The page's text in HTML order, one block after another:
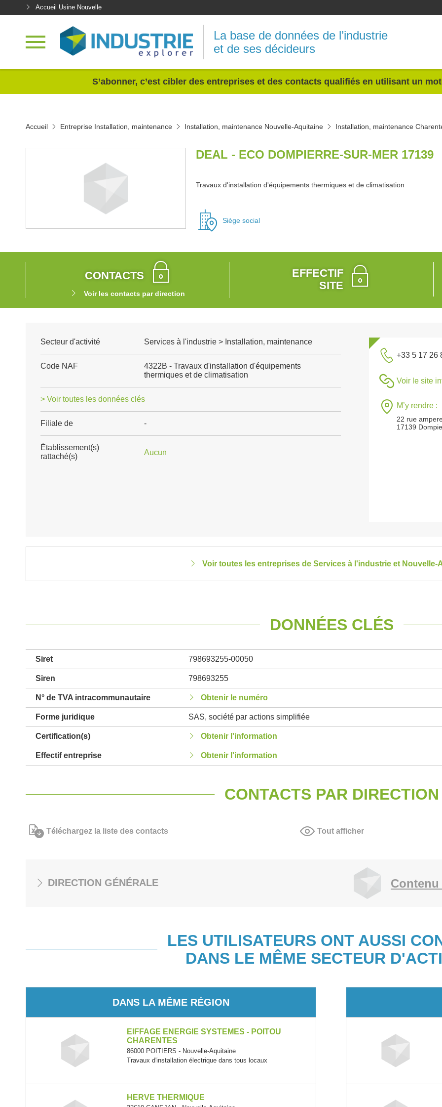
Accueil Usine Nouvelle
La base de données de l’industrie
et de ses décideurs
S’abonner, c’est cibler des entreprises et des contacts qualifiés en utilisant un
Accueil Entreprise Installation, maintenance Installation, maintenance Nouvelle-Aquitaine Installation, maintenance
DEAL - ECO DOMPIERRE-SUR-MER 17139
Travaux d'installation d'équipements thermiques et de climatisation
Siège social
CONTACTS
Voir les contacts par direction
EFFECTIF
SITE
Secteur d'activité Services à l'industrie > Installation, maintenance
Code NAF
4322B - Travaux d'installation d'équipements
thermiques et de climatisation
> Voir toutes les données clés
Filiale de -
Établissement(s)
rattaché(s)
Aucun
+33 5 17 26
Voir le site
M’y rendre :
22 rue
17139
Voir toutes les entreprises de Services à l'industrie et Nouvelle-
DONNÉES CLÉS
Siret 798693255-00050
Siren 798693255
N° de TVA intracommunautaire Obtenir le numéro
Forme juridique SAS, société par actions simplifiée
Certification(s) Obtenir l'information
Effectif entreprise Obtenir l'information
CONTACTS PAR DIRECTION
Téléchargez la liste des contacts Tout afficher
DIRECTION GÉNÉRALE
LES UTILISATEURS ONT AUSSI
DANS LE MÊME SECTEUR
DANS LA MÊME RÉGION
EIFFAGE ENERGIE SYSTEMES - POITOU
CHARENTES
86000 POITIERS - Nouvelle-Aquitaine
Travaux d'installation électrique dans tous locaux
HERVE THERMIQUE